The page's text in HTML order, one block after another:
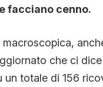
facciano cenno.
macroscopica,
che ci
un totale di 156